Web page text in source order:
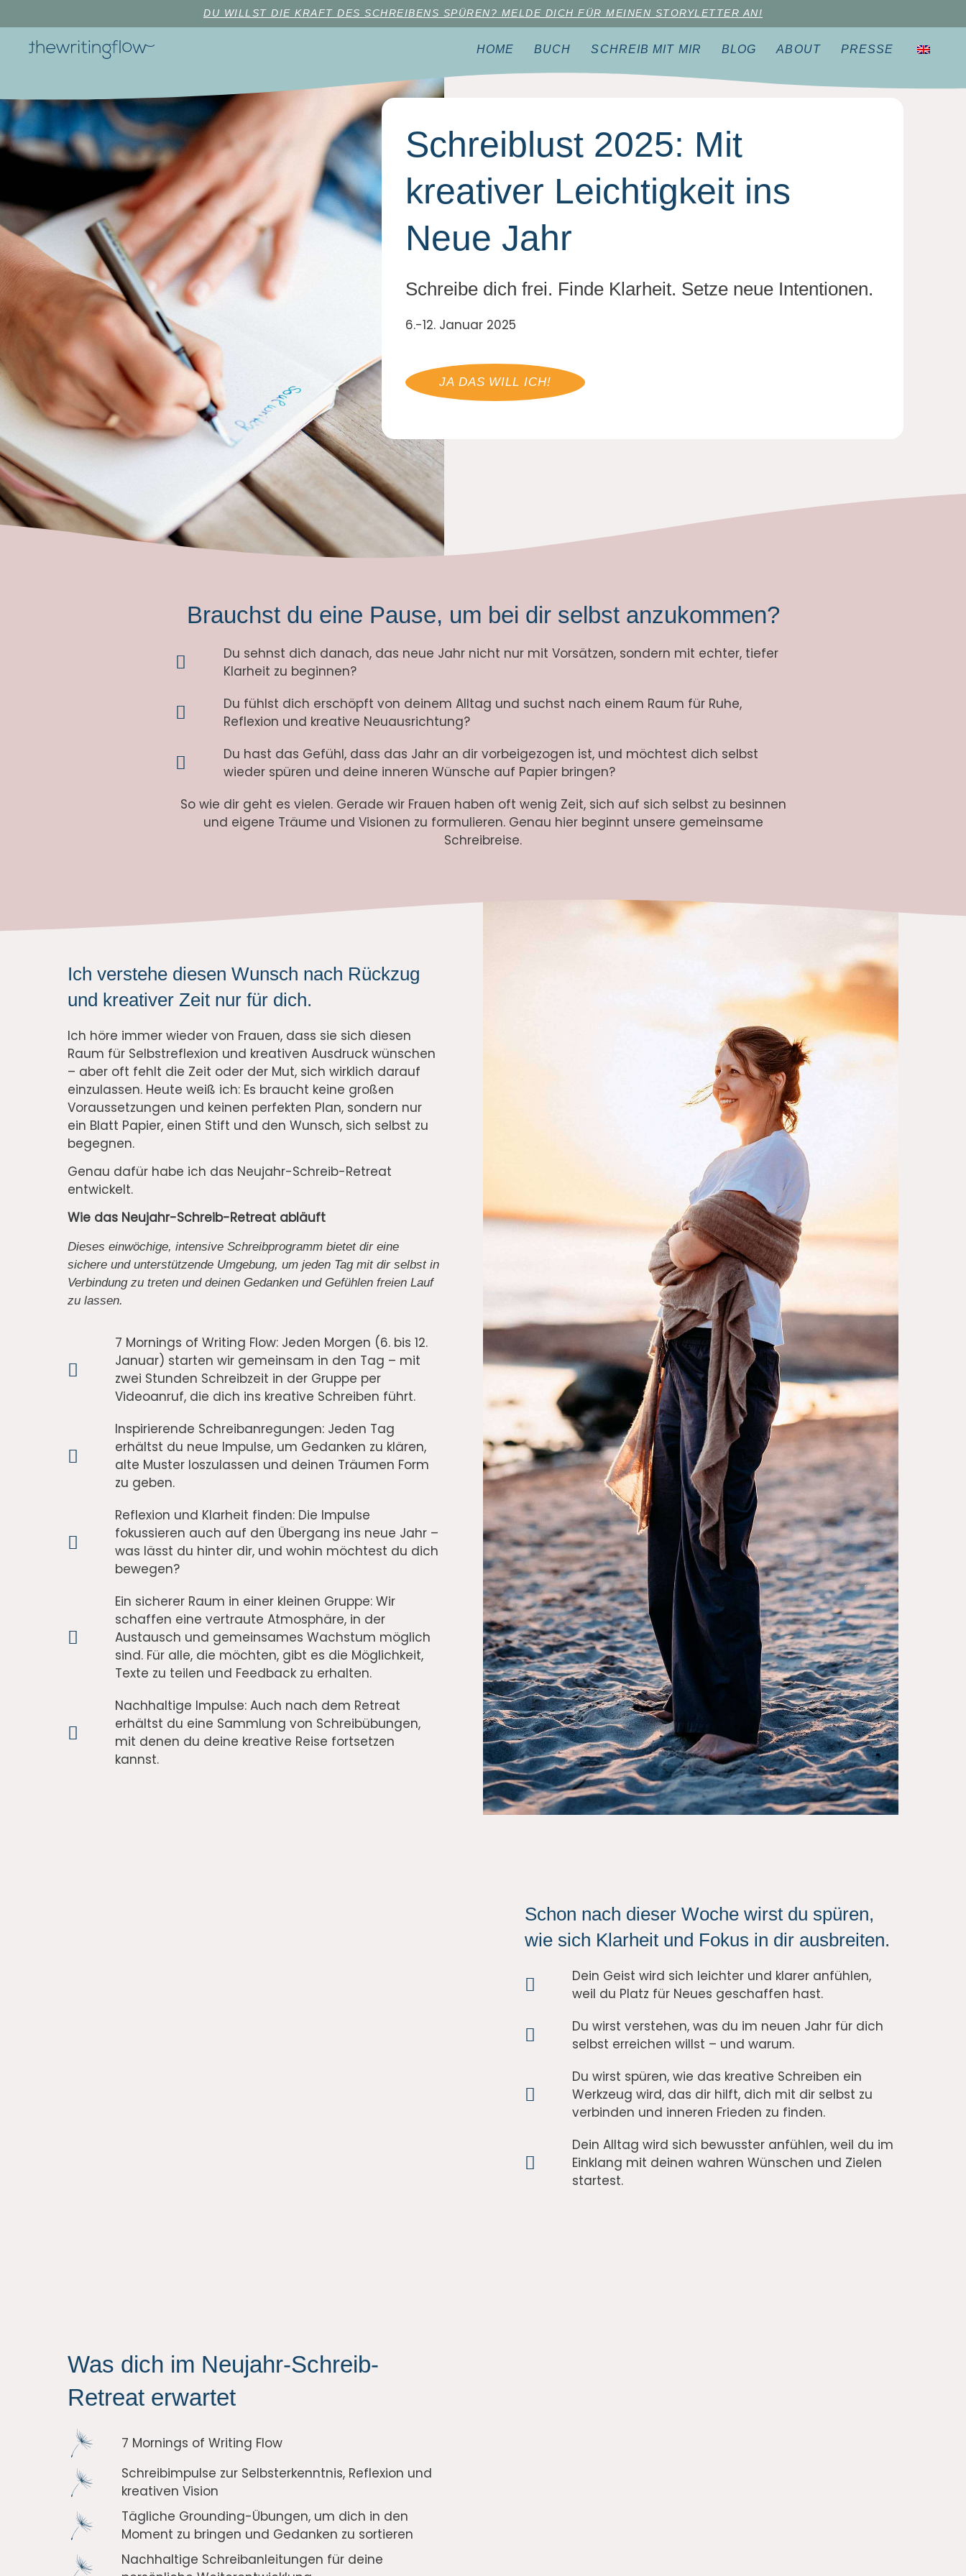
DU WILLST DIE KRAFT DES SCHREIBENS SPÜREN? MELDE DICH FÜR MEINEN STORYLETTER AN!
HOME BUCH SCHREIB MIT MIR BLOG ABOUT PRESSE
Schreiblust 2025: Mit
kreativer Leichtigkeit ins
Neue Jahr
Schreibe dich frei. Finde Klarheit. Setze neue Intentionen.
6.-12. Januar 2025
JA DAS WILL ICH!
Brauchst du eine Pause, um bei dir selbst anzukommen?
Du sehnst dich danach, das neue Jahr nicht nur mit Vorsätzen, sondern mit echter, tiefer
Klarheit zu beginnen?
Du fühlst dich erschöpft von deinem Alltag und suchst nach einem Raum für Ruhe,
Reflexion und kreative Neuausrichtung?
Du hast das Gefühl, dass das Jahr an dir vorbeigezogen ist, und möchtest dich selbst
wieder spüren und deine inneren Wünsche auf Papier bringen?
So wie dir geht es vielen. Gerade wir Frauen haben oft wenig Zeit, sich auf sich selbst zu besinnen
und eigene Träume und Visionen zu formulieren. Genau hier beginnt unsere gemeinsame
Schreibreise.
Ich verstehe diesen Wunsch nach Rückzug
und kreativer Zeit nur für dich.
Ich höre immer wieder von Frauen, dass sie sich diesen
Raum für Selbstreflexion und kreativen Ausdruck wünschen
– aber oft fehlt die Zeit oder der Mut, sich wirklich darauf
einzulassen. Heute weiß ich: Es braucht keine großen
Voraussetzungen und keinen perfekten Plan, sondern nur
ein Blatt Papier, einen Stift und den Wunsch, sich selbst zu
begegnen.
Genau dafür habe ich das Neujahr-Schreib-Retreat
entwickelt.
Wie das Neujahr-Schreib-Retreat abläuft
Dieses einwöchige, intensive Schreibprogramm bietet dir eine
sichere und unterstützende Umgebung, um jeden Tag mit dir selbst in
Verbindung zu treten und deinen Gedanken und Gefühlen freien Lauf
zu lassen.
7 Mornings of Writing Flow: Jeden Morgen (6. bis 12.
Januar) starten wir gemeinsam in den Tag – mit
zwei Stunden Schreibzeit in der Gruppe per
Videoanruf, die dich ins kreative Schreiben führt.
Inspirierende Schreibanregungen: Jeden Tag
erhältst du neue Impulse, um Gedanken zu klären,
alte Muster loszulassen und deinen Träumen Form
zu geben.
Reflexion und Klarheit finden: Die Impulse
fokussieren auch auf den Übergang ins neue Jahr –
was lässt du hinter dir, und wohin möchtest du dich
bewegen?
Ein sicherer Raum in einer kleinen Gruppe: Wir
schaffen eine vertraute Atmosphäre, in der
Austausch und gemeinsames Wachstum möglich
sind. Für alle, die möchten, gibt es die Möglichkeit,
Texte zu teilen und Feedback zu erhalten.
Nachhaltige Impulse: Auch nach dem Retreat
erhältst du eine Sammlung von Schreibübungen,
mit denen du deine kreative Reise fortsetzen
kannst.
Schon nach dieser Woche wirst du spüren,
wie sich Klarheit und Fokus in dir ausbreiten.
Dein Geist wird sich leichter und klarer anfühlen,
weil du Platz für Neues geschaffen hast.
Du wirst verstehen, was du im neuen Jahr für dich
selbst erreichen willst – und warum.
Du wirst spüren, wie das kreative Schreiben ein
Werkzeug wird, das dir hilft, dich mit dir selbst zu
verbinden und inneren Frieden zu finden.
Dein Alltag wird sich bewusster anfühlen, weil du im
Einklang mit deinen wahren Wünschen und Zielen
startest.
Was dich im Neujahr-Schreib-
Retreat erwartet
7 Mornings of Writing Flow
Schreibimpulse zur Selbsterkenntnis, Reflexion und
kreativen Vision
Tägliche Grounding-Übungen, um dich in den
Moment zu bringen und Gedanken zu sortieren
Nachhaltige Schreibanleitungen für deine